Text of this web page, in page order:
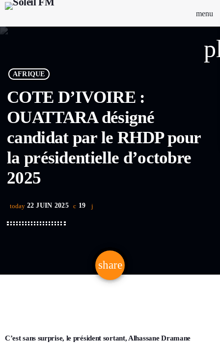
menu
AFRIQUE
COTE D’IVOIRE :
OUATTARA désigné
candidat par le RHDP pour
la présidentielle d’octobre
2025
today 22 JUIN 2025 19
share
email
C’est sans surprise, le président sortant, Alhassane Dramane